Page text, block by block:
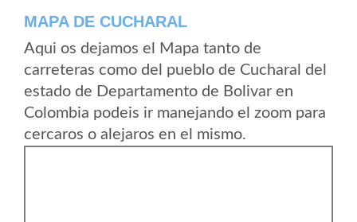
MAPA DE CUCHARAL
Aqui os dejamos el Mapa tanto de
carreteras como del pueblo de Cucharal del
estado de Departamento de Bolivar en
Colombia podeis ir manejando el zoom para
cercaros o alejaros en el mismo.